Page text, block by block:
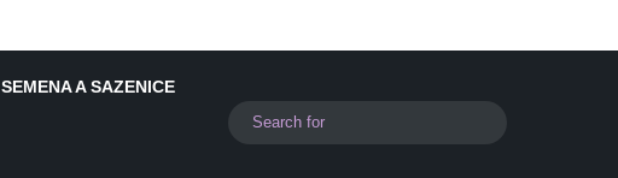
SEMENA A SAZENICE
Switch skin